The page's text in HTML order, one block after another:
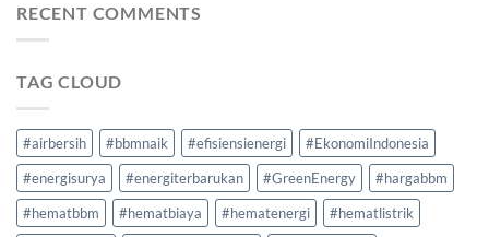
RECENT COMMENTS
TAG CLOUD
#airbersih #bbmnaik #efisiensienergi
#EkonomiIndonesia
#energisurya
#energiterbarukan #GreenEnergy
#hargabbm
#hematbbm
#hematbiaya #hematenergi
#hematlistrik